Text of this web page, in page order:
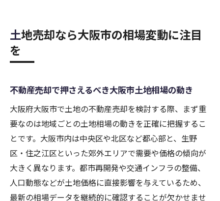
土地売却なら大阪市の相場変動に注目
を
不動産売却で押さえるべき大阪市土地相場の動き
大阪府大阪市で土地の不動産売却を検討する際、まず重
要なのは地域ごとの土地相場の動きを正確に把握するこ
とです。大阪市内は中央区や北区など都心部と、生野
区・住之江区といった郊外エリアで需要や価格の傾向が
大きく異なります。都市再開発や交通インフラの整備、
人口動態などが土地価格に直接影響を与えているため、
最新の相場データを継続的に確認することが欠かせませ